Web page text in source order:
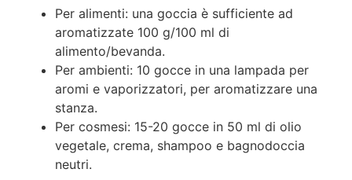
Per alimenti: una goccia è sufficiente ad
aromatizzate 100 g/100 ml di
alimento/bevanda.
Per ambienti: 10 gocce in una lampada per
aromi e vaporizzatori, per aromatizzare una
stanza.
Per cosmesi: 15-20 gocce in 50 ml di olio
vegetale, crema, shampoo e bagnodoccia
neutri.